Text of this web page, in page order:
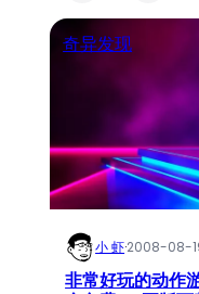
奇异发现
小 虾·2008-08-
非常好玩的动作